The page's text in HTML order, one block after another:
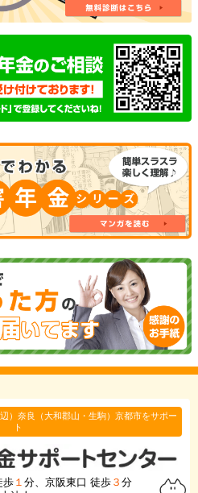
）奈良（大和郡山・生駒）京都市をサポー
ト
歩 １ 分、京阪東口 徒歩 ３ 分